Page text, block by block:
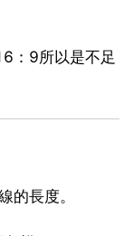
：9所以是不足
的長度。